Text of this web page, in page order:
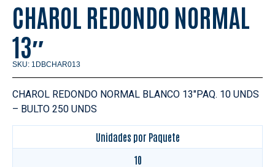
CHAROL REDONDO NORMAL
13″
SKU: 1DBCHAR013
CHAROL REDONDO NORMAL BLANCO 13″PAQ. 10 UNDS
– BULTO 250 UNDS
Unidades por Paquete
10